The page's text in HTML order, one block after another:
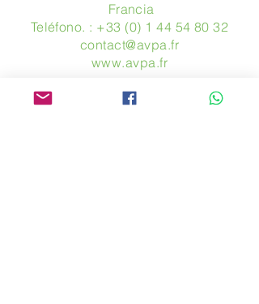
​ Francia
Teléfono. : +33 (0) 1 44 54 80 32
contact@avpa.fr
www.avpa.fr